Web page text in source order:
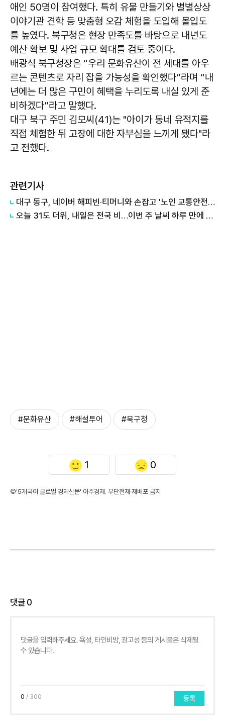
애인 50명이 참여했다. 특히 유물 만들기와 별별상상
이야기관 견학 등 맞춤형 오감 체험을 도입해 몰입도
를 높였다. 북구청은 현장 만족도를 바탕으로 내년도
예산 확보 및 사업 규모 확대를 검토 중이다.
배광식 북구청장은 “우리 문화유산이 전 세대를 아우
르는 콘텐츠로 자리 잡을 가능성을 확인했다”라며 “내
년에는 더 많은 구민이 혜택을 누리도록 내실 있게 준
비하겠다”라고 말했다.
대구 북구 주민 김모씨(41)는 "아이가 동네 유적지를
직접 체험한 뒤 고장에 대한 자부심을 느끼게 됐다"라
고 전했다.
관련기사
대구 동구, 네이버 해피빈·티머니와 손잡고 '노인 교통안전망' 구축
오늘 31도 더위, 내일은 전국 비…이번 주 날씨 하루 만에 바뀐다
#문화유산 #해설투어 #북구청
1 0
©'5개국어 글로벌 경제신문' 아주경제. 무단전재·재배포 금지
댓글0
0 / 300 등록